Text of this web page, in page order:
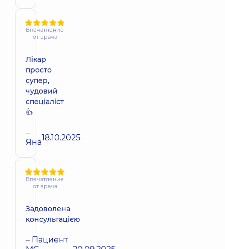
Впечатление
от врача
Лікар
просто
супер,
чудовий
спеціаліст
👍
–
Яна18.10.2025
Впечатление
от врача
Задоволена
консультацією
– Пациент